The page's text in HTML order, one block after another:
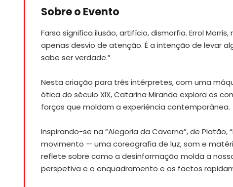
Sobre o Evento
Farsa significa ilusão, artifício, dismorfia. Errol
apenas desvio de atenção. É a intenção de levar
sabe ser verdade.”
Nesta criação para três intérpretes, com uma
ótica do século XIX, Catarina Miranda explora os
forças que moldam a experiência contemporânea.
Inspirando-se na “Alegoria da Caverna”, de
movimento — uma coreografia de luz, som e
reflete sobre como a desinformação molda a
perspetiva e o enquadramento e os factos